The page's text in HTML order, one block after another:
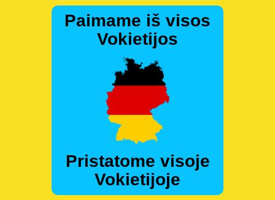
Paimame iš visos
Vokietijos
Pristatome visoje
Vokietijoje